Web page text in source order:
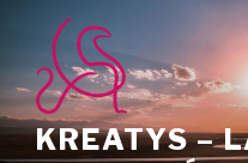
contenu
principal
KREATYS –